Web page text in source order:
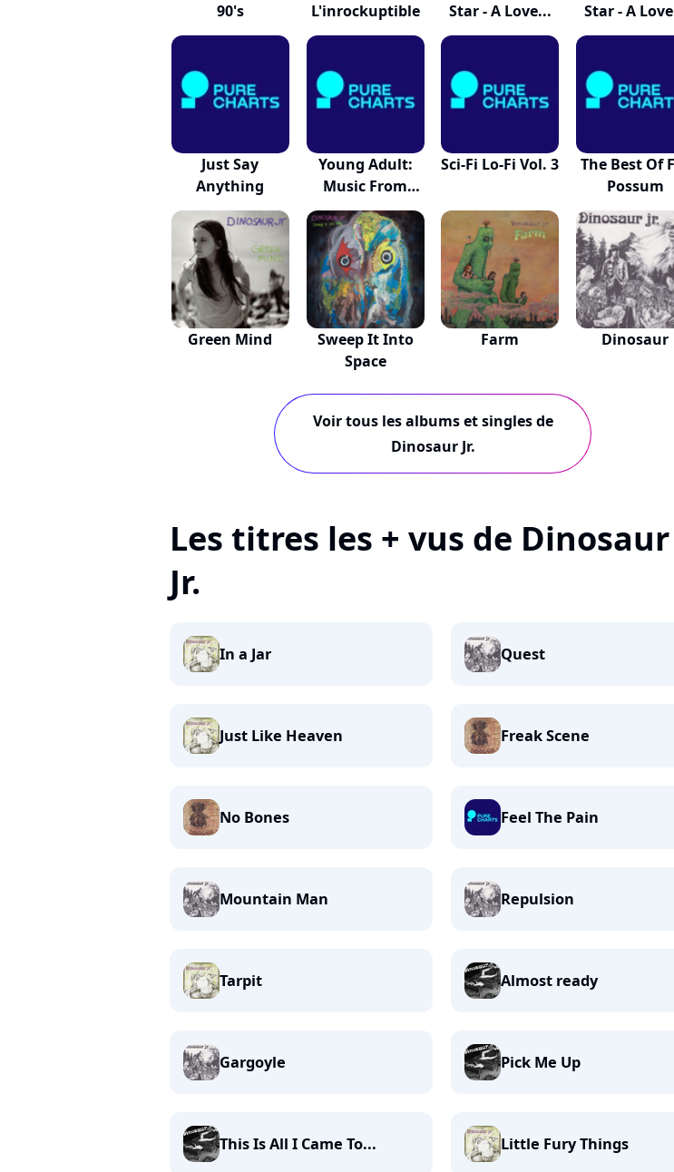
90's
L'inrockuptible
Star - A Love...
Star - A
Just Say
Anything
Young Adult:
Music From
Motio...
Sci-Fi Lo-Fi Vol. 3
The Best Of
Possum
Green Mind
Sweep It Into
Space
Farm Dinosaur
Voir tous les albums et singles de
Dinosaur Jr.
Les titres les + vus de Dinosaur
Jr.
In a Jar Quest
Just Like Heaven Freak Scene
No Bones Feel The Pain
Mountain Man Repulsion
Tarpit Almost ready
Gargoyle Pick Me Up
This Is All I Came To... Little Fury Things